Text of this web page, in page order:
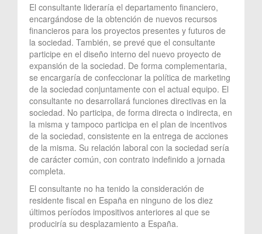
El consultante lideraría el departamento financiero,
encargándose de la obtención de nuevos recursos
financieros para los proyectos presentes y futuros de
la sociedad. También, se prevé que el consultante
participe en el diseño interno del nuevo proyecto de
expansión de la sociedad. De forma complementaria,
se encargaría de confeccionar la política de marketing
de la sociedad conjuntamente con el actual equipo. El
consultante no desarrollará funciones directivas en la
sociedad. No participa, de forma directa o indirecta, en
la misma y tampoco participa en el plan de incentivos
de la sociedad, consistente en la entrega de acciones
de la misma. Su relación laboral con la sociedad sería
de carácter común, con contrato indefinido a jornada
completa.
El consultante no ha tenido la consideración de
residente fiscal en España en ninguno de los diez
últimos períodos impositivos anteriores al que se
produciría su desplazamiento a España.